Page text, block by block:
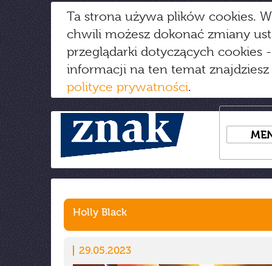
Ta strona używa plików cookies.
chwili możesz dokonać zmiany
przeglądarki dotyczących cookies
informacji na ten temat
polityce prywatności.
Holly Black
29.05.2023